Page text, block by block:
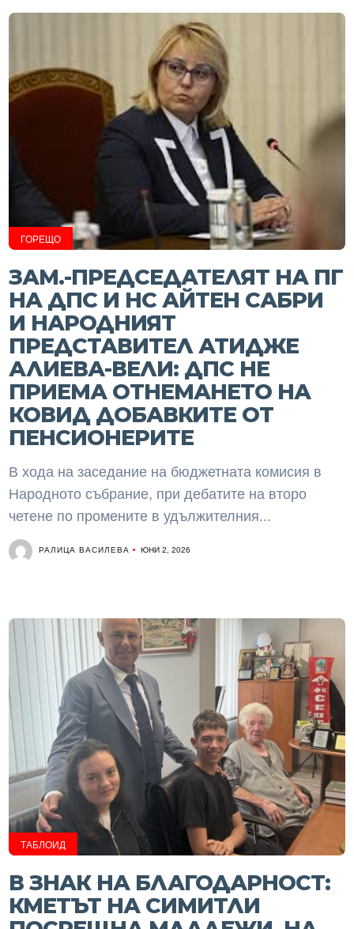
ГОРЕЩО
ЗАМ.-ПРЕДСЕДАТЕЛЯТ НА ПГ
НА ДПС И НС АЙТЕН САБРИ
И НАРОДНИЯТ
ПРЕДСТАВИТЕЛ АТИДЖЕ
АЛИЕВА-ВЕЛИ: ДПС НЕ
ПРИЕМА ОТНЕМАНЕТО НА
КОВИД ДОБАВКИТЕ ОТ
ПЕНСИОНЕРИТЕ
В хода на заседание на бюджетната комисия в
Народното събрание, при дебатите на второ
четене по промените в удължителния...
РАЛИЦА ВАСИЛЕВА ЮНИ 2, 2026
ТАБЛОИД
В ЗНАК НА БЛАГОДАРНОСТ:
КМЕТЪТ НА СИМИТЛИ